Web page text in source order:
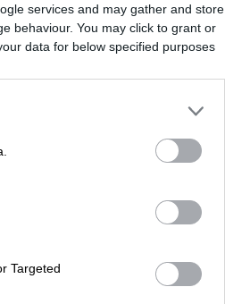
services and may gather and store
behaviour. You may click to grant or
data for below specified purposes
Targeted
ομάδες
άτομο
τονίζει ο